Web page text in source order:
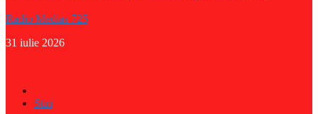
Radio Medias 725
31 iulie 2026
Stiri